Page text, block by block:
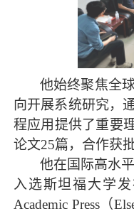
他始终聚焦全
向开展系统研究，
程应用提供了重要
论文25篇，合作获
他在国际高水
入选斯坦福大学
Academic Press（